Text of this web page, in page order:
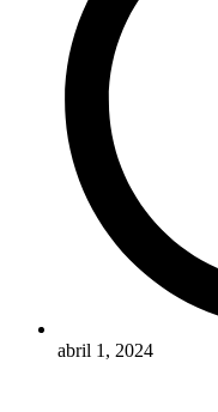
abril 1, 2024